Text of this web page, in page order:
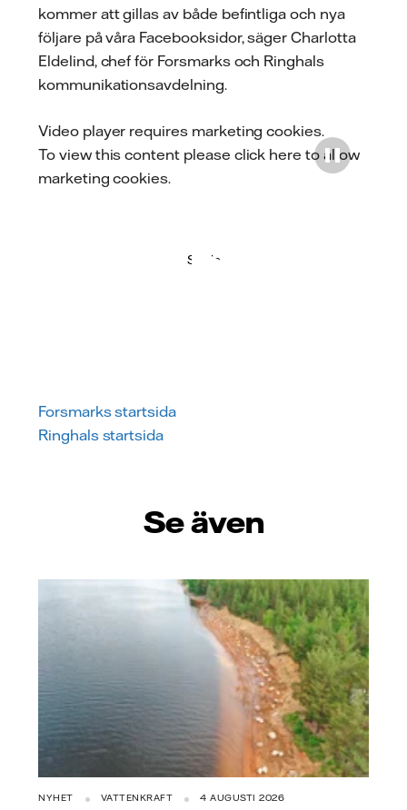
kommer att gillas av både befintliga och nya
följare på våra Facebooksidor, säger Charlotta
Eldelind, chef för Forsmarks och Ringhals
kommunikationsavdelning.
Video player requires marketing cookies.
To view this content please click here to allow
marketing cookies.
Spela
Forsmarks startsida
Ringhals startsida
Se även
NYHET VATTENKRAFT 4 AUGUSTI 2026